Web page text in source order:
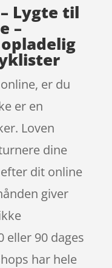
Lygte til
–
opladelig
er du
er en
Loven
dine
dit online
giver
eller 90 dages
har hele